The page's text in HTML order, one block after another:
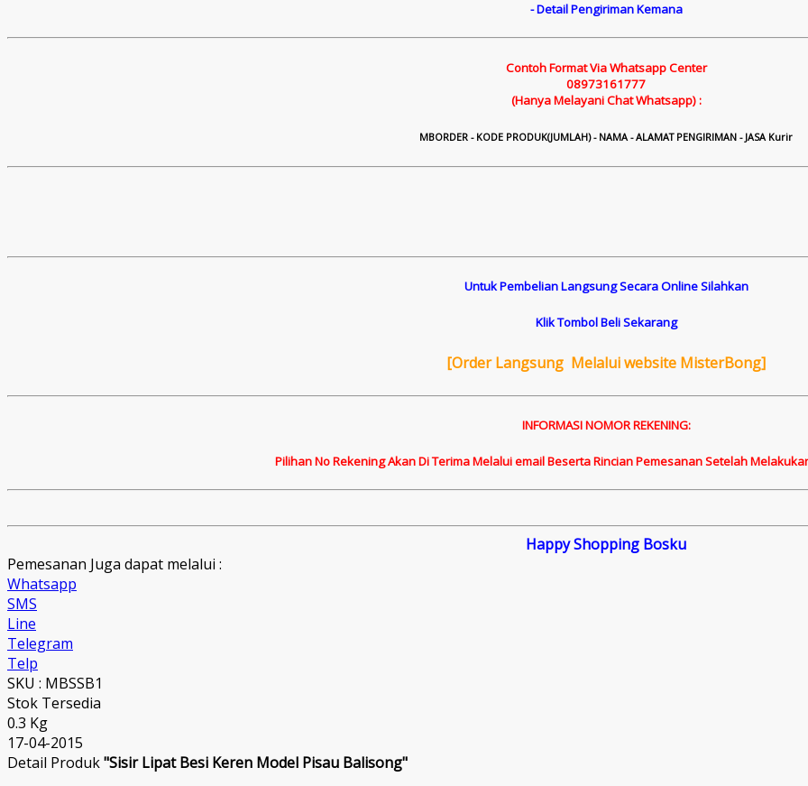
- Detail Pengiriman Kemana
Contoh Format Via Whatsapp Center
08973161777
(Hanya Melayani Chat Whatsapp) :
MBORDER - KODE PRODUK(JUMLAH) - NAMA - ALAMAT PENGIRIMAN - JASA Kurir
Untuk Pembelian Langsung Secara Online Silahkan
Klik Tombol Beli Sekarang
[Order Langsung Melalui website MisterBong]
INFORMASI NOMOR REKENING:
Pilihan No Rekening Akan Di Terima Melalui email Beserta Rincian Pemesanan Setelah
Happy Shopping Bosku
Pemesanan Juga dapat melalui :
Whatsapp
SMS
Line
Telegram
Telp
SKU : MBSSB1
Stok Tersedia
0.3 Kg
17-04-2015
Detail Produk"Sisir Lipat Besi Keren Model Pisau Balisong"